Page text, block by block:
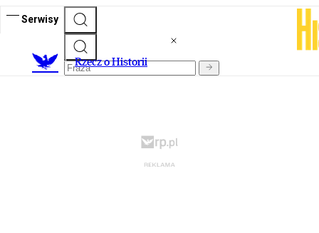
Serwisy
Rzecz o Historii